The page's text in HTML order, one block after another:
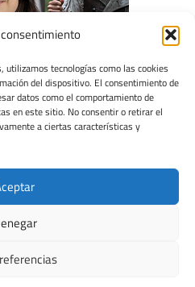
utilizamos tecnologías como las cookies
del dispositivo. El consentimiento de
datos como el comportamiento de
en este sitio. No consentir o retirar el
a ciertas características y